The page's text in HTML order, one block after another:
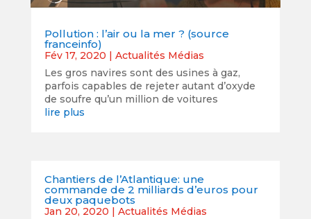
Pollution : l’air ou la mer ? (source
franceinfo)
Fév 17, 2020 | Actualités Médias
Les gros navires sont des usines à gaz,
parfois capables de rejeter autant d’oxyde
de soufre qu’un million de voitures
lire plus
Chantiers de l’Atlantique: une
commande de 2 milliards d’euros pour
deux paquebots
Jan 20, 2020 | Actualités Médias